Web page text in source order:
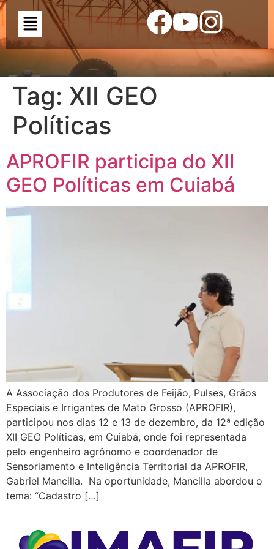
Tag: XII GEO
Políticas
APROFIR participa do XII
GEO Políticas em Cuiabá
A Associação dos Produtores de Feijão, Pulses, Grãos
Especiais e Irrigantes de Mato Grosso (APROFIR),
participou nos dias 12 e 13 de dezembro, da 12ª edição
XII GEO Políticas, em Cuiabá, onde foi representada
pelo engenheiro agrônomo e coordenador de
Sensoriamento e Inteligência Territorial da APROFIR,
Gabriel Mancilla. Na oportunidade, Mancilla abordou o
tema: “Cadastro […]